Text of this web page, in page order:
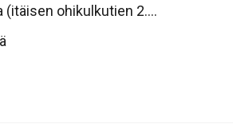
(itäisen ohikulkutien 2....